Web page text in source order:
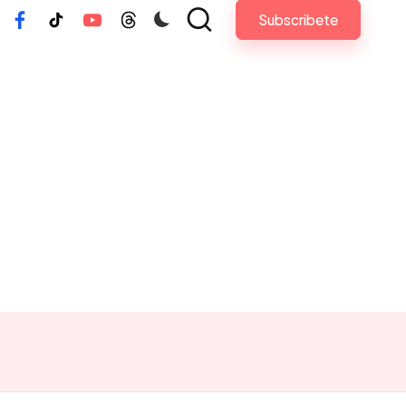
FacebookTiktokYoutubeThreads Subscribete